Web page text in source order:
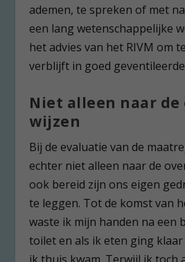
ademen, te spreken of met
een lang wetenschappelijke
het advies van het RIVM om
verblijft in goed
Niet alleen naar de
wijzen
Bij de evaluatie van de
echter niet alleen naar de
ook bereid zijn ons eigen
te leggen. Tot de komst van
waste ik mijn handen na een
toilet en als ik eten ging klaar